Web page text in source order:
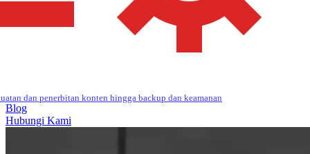
dan penerbitan konten hingga backup dan keamanan
Blog
Hubungi Kami